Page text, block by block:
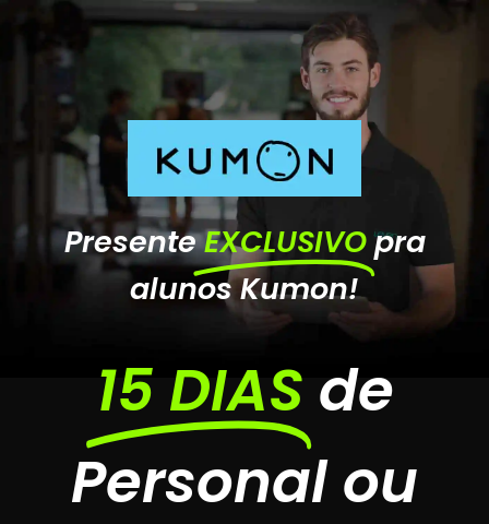
PresenteEXCLUSIVO pra
alunos Kumon!
15 DIAS de
Personal ou